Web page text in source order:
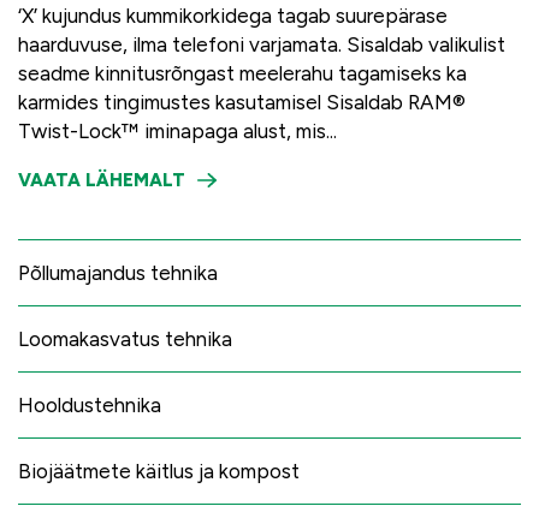
‘X’ kujundus kummikorkidega tagab suurepärase
haarduvuse, ilma telefoni varjamata. Sisaldab valikulist
seadme kinnitusrõngast meelerahu tagamiseks ka
karmides tingimustes kasutamisel Sisaldab RAM®
Twist-Lock™ iminapaga alust, mis...
VAATA LÄHEMALT
Põllumajandus tehnika
Loomakasvatus tehnika
Hooldustehnika
Biojäätmete käitlus ja kompost